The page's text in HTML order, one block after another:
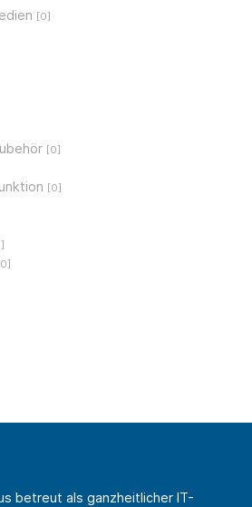
[0]
[0]
[0]
betreut als ganzheitlicher IT-